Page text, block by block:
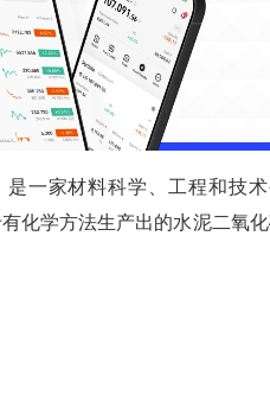
一家材料科学、工程和技
化学方法生产出的水泥二氧